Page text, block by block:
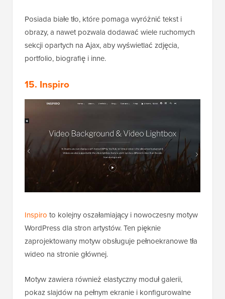
Posiada białe tło, które pomaga wyróżnić tekst i
obrazy, a nawet pozwala dodawać wiele ruchomych
sekcji opartych na Ajax, aby wyświetlać zdjęcia,
portfolio, biografię i inne.
15. Inspiro
Inspiro to kolejny oszałamiający i nowoczesny motyw
WordPress dla stron artystów. Ten pięknie
zaprojektowany motyw obsługuje pełnoekranowe tła
wideo na stronie głównej.
Motyw zawiera również elastyczny moduł galerii,
pokaz slajdów na pełnym ekranie i konfigurowalne